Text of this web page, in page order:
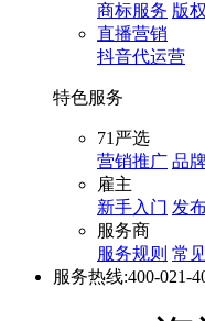
商标服务 版
直播营销
抖音代运营
特色服务
71严选
营销推广 品
雇主
新手入门 发
服务商
服务规则 常
服务热线:400-021-